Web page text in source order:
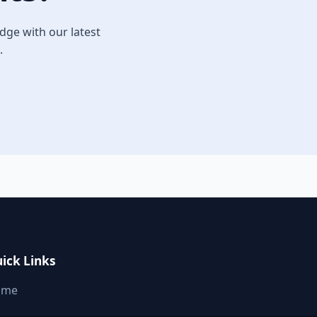
with our latest
Links